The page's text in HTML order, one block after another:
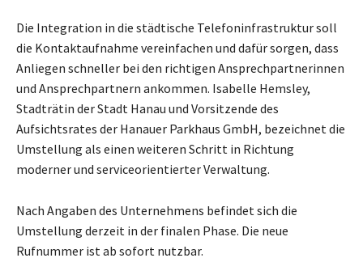
Die Integration in die städtische Telefoninfrastruktur soll
die Kontaktaufnahme vereinfachen und dafür sorgen, dass
Anliegen schneller bei den richtigen Ansprechpartnerinnen
und Ansprechpartnern ankommen. Isabelle Hemsley,
Stadträtin der Stadt Hanau und Vorsitzende des
Aufsichtsrates der Hanauer Parkhaus GmbH, bezeichnet die
Umstellung als einen weiteren Schritt in Richtung
moderner und serviceorientierter Verwaltung.
Nach Angaben des Unternehmens befindet sich die
Umstellung derzeit in der finalen Phase. Die neue
Rufnummer ist ab sofort nutzbar.